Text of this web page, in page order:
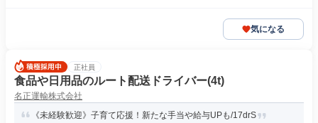
気になる
正社員
食品や日用品のルート配送ドライバー(4t)
名正運輸株式会社
《未経験歓迎》子育て応援！新たな手当や給与UPも/17drS